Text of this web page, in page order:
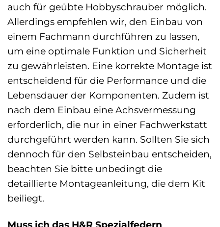
auch für geübte Hobbyschrauber möglich.
Allerdings empfehlen wir, den Einbau von
einem Fachmann durchführen zu lassen,
um eine optimale Funktion und Sicherheit
zu gewährleisten. Eine korrekte Montage ist
entscheidend für die Performance und die
Lebensdauer der Komponenten. Zudem ist
nach dem Einbau eine Achsvermessung
erforderlich, die nur in einer Fachwerkstatt
durchgeführt werden kann. Sollten Sie sich
dennoch für den Selbsteinbau entscheiden,
beachten Sie bitte unbedingt die
detaillierte Montageanleitung, die dem Kit
beiliegt.